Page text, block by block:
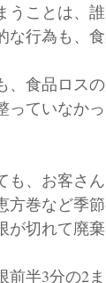
ことは、
行為も、
食品ロス
ていなか
も、お客さ
巻など季
切れて廃
半3分の2